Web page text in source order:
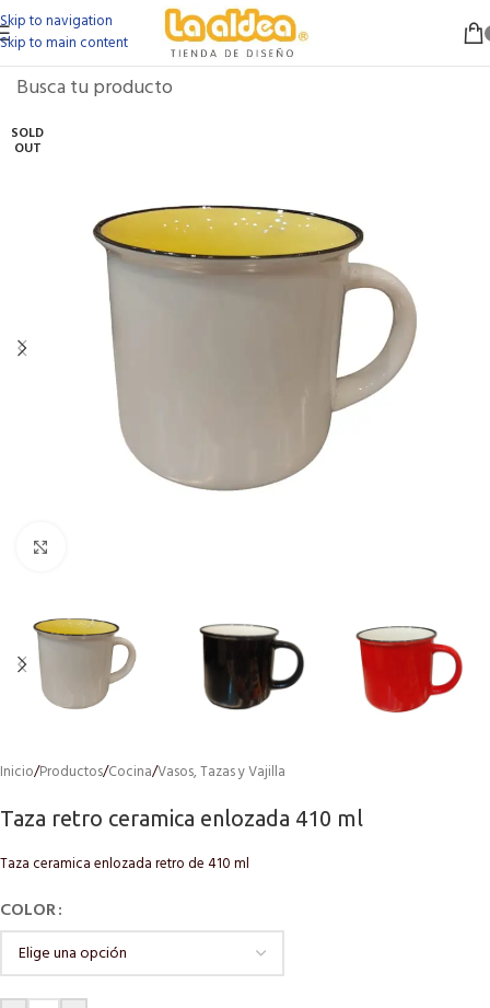
Skip to navigation
Skip to main content
SOLD
OUT
Inicio/Productos/Cocina/Vasos, Tazas y Vajilla
Taza retro ceramica enlozada 410 ml
Taza ceramica enlozada retro de 410 ml
COLOR